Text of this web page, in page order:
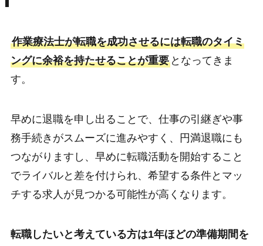
作業療法士が転職を成功させるには転職のタイミ
ングに余裕を持たせることが重要となってきま
す。
早めに退職を申し出ることで、仕事の引継ぎや事
務手続きがスムーズに進みやすく、円満退職にも
つながりますし、早めに転職活動を開始すること
でライバルと差を付けられ、希望する条件とマッ
チする求人が見つかる可能性が高くなります。
転職したいと考えている方は1年ほどの準備期間を